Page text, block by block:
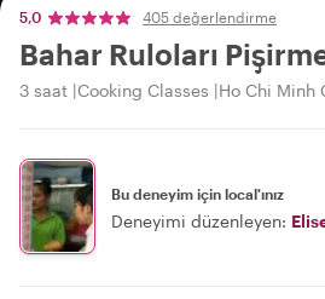
5,0 405 değerlendirme
Bahar Ruloları
3 saat Cooking Classes Ho Chi Minh
Bu deneyim için local'ınız
Deneyimi düzenleyen: